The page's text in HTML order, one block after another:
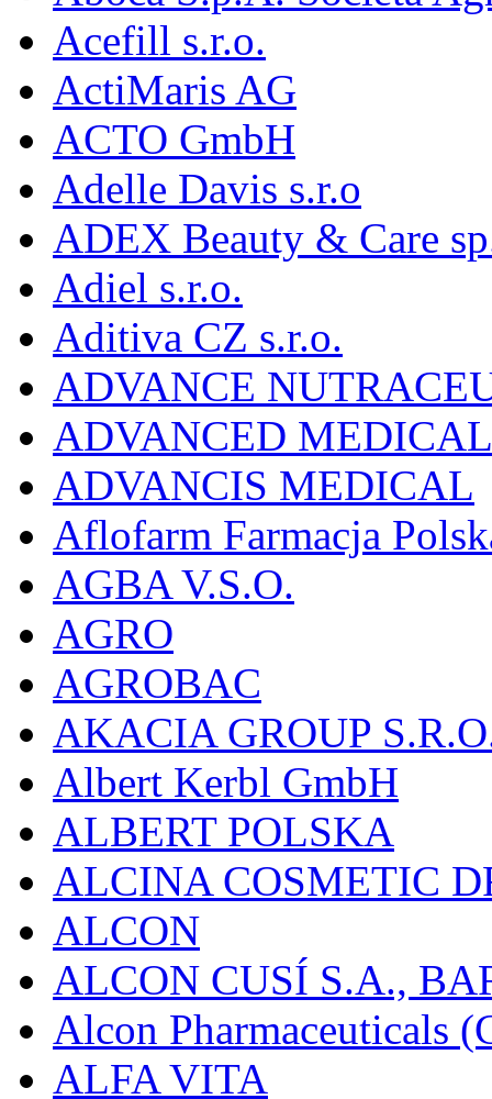
Acefill s.r.o.
ActiMaris AG
ACTO GmbH
Adelle Davis s.r.o
ADEX Beauty & Care
Adiel s.r.o.
Aditiva CZ s.r.o.
ADVANCE
ADVANCED
ADVANCIS MEDICAL
Aflofarm Farmacja
AGBA V.S.O.
AGRO
AGROBAC
AKACIA GROUP
Albert Kerbl GmbH
ALBERT POLSKA
ALCINA COSMETIC
ALCON
ALCON CUSÍ S.A.,
Alcon Pharmaceuticals
ALFA VITA